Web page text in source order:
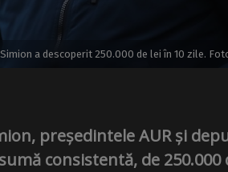
Simion a descoperit 250.000 de lei în 10 zile.
președintele AUR și
consistentă, de 250.000